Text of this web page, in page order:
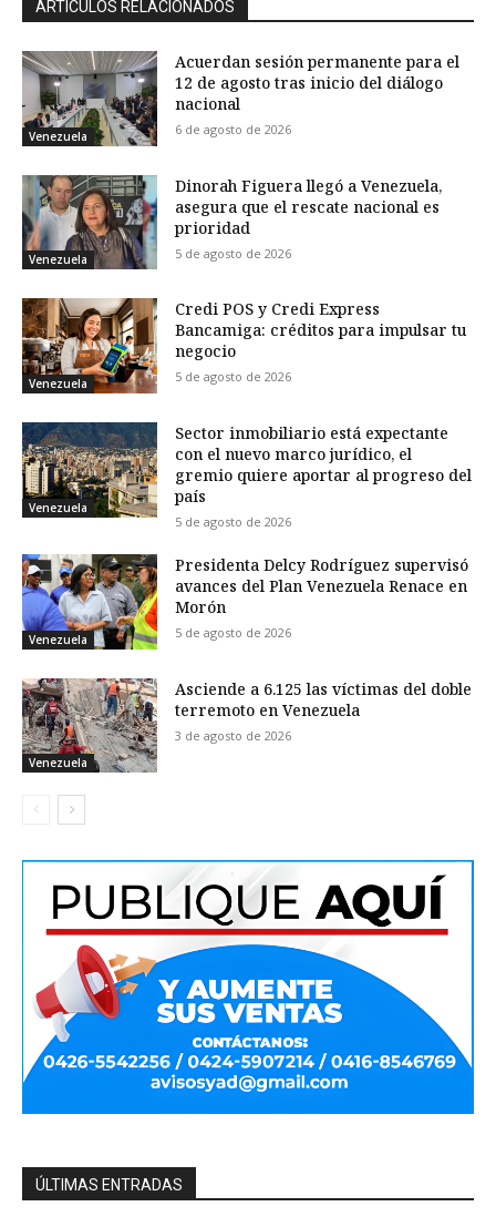
ARTÍCULOS RELACIONADOS
Venezuela
Acuerdan sesión permanente para el
12 de agosto tras inicio del diálogo
nacional
6 de agosto de 2026
Venezuela
Dinorah Figuera llegó a Venezuela,
asegura que el rescate nacional es
prioridad
5 de agosto de 2026
Venezuela
Credi POS y Credi Express
Bancamiga: créditos para impulsar tu
negocio
5 de agosto de 2026
Venezuela
Sector inmobiliario está expectante
con el nuevo marco jurídico, el
gremio quiere aportar al progreso del
país
5 de agosto de 2026
Venezuela
Presidenta Delcy Rodríguez supervisó
avances del Plan Venezuela Renace en
Morón
5 de agosto de 2026
Venezuela
Asciende a 6.125 las víctimas del doble
terremoto en Venezuela
3 de agosto de 2026
ÚLTIMAS ENTRADAS